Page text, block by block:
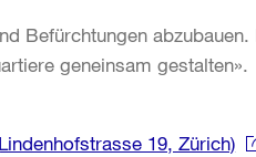
Befürchtungen abzubauen.
geneinsam gestalten».
19, Zürich)